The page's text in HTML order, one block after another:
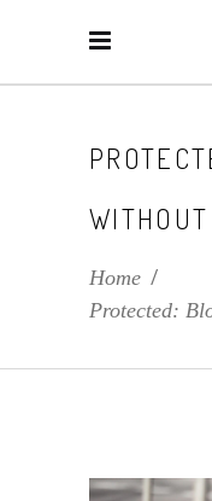
Home /
Protected: